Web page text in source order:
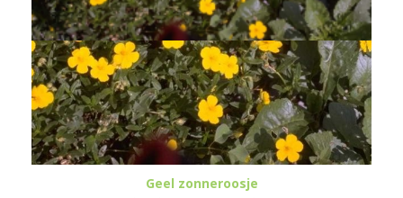
Geel zonneroosje